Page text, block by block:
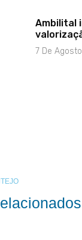
Ambilital
7 De